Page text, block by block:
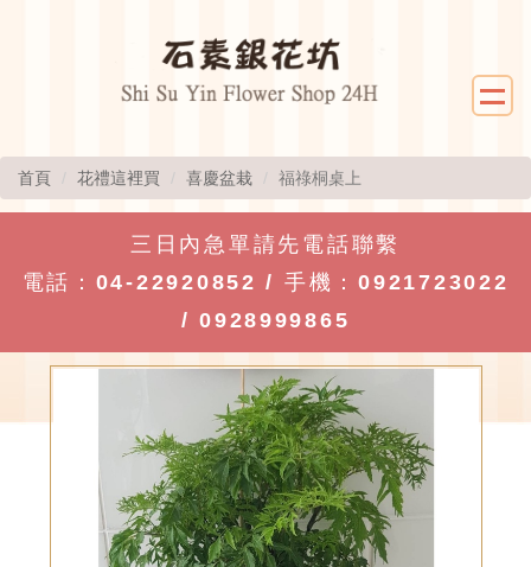
首頁 花禮這裡買 喜慶盆栽 福祿桐桌上
三日內急單請先電話聯繫
電話： 04-22920852 / 手機：0921723022
/0928999865